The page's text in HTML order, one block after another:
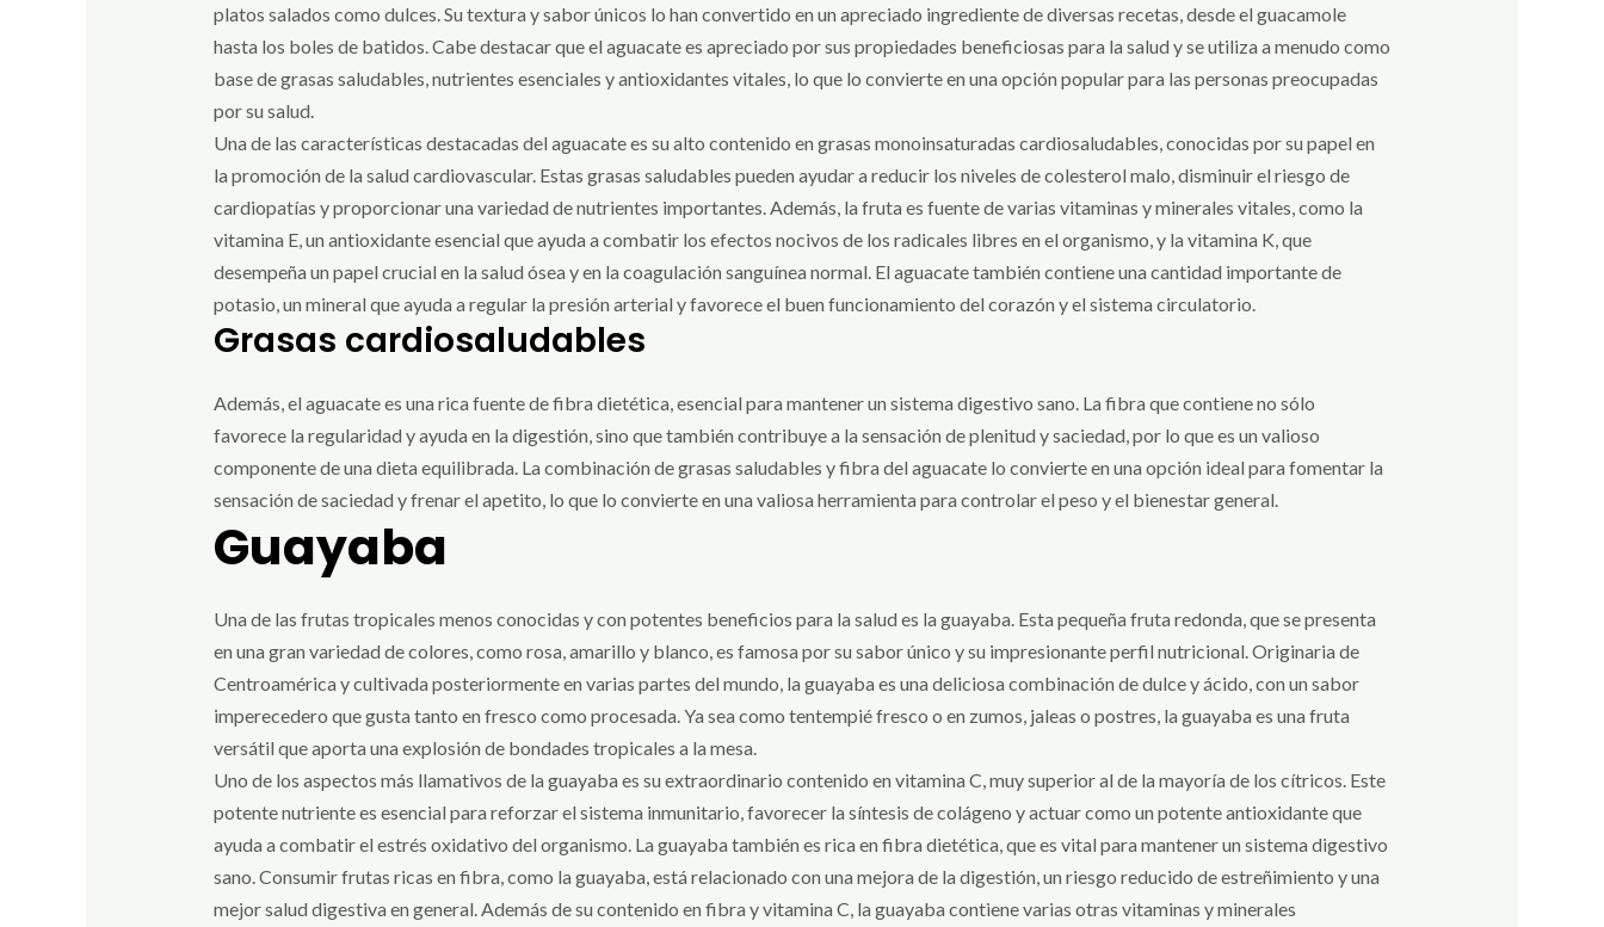
platos salados como dulces. Su textura y sabor únicos lo han convertido en un apreciado ingrediente de diversas recetas, desde el guacamole
hasta los boles de batidos. Cabe destacar que el aguacate es apreciado por sus propiedades beneficiosas para la salud y se utiliza a menudo como
base de grasas saludables, nutrientes esenciales y antioxidantes vitales, lo que lo convierte en una opción popular para las personas preocupadas
por su salud.
Una de las características destacadas del aguacate es su alto contenido en grasas monoinsaturadas cardiosaludables, conocidas por su papel en
la promoción de la salud cardiovascular. Estas grasas saludables pueden ayudar a reducir los niveles de colesterol malo, disminuir el riesgo de
cardiopatías y proporcionar una variedad de nutrientes importantes. Además, la fruta es fuente de varias vitaminas y minerales vitales, como la
vitamina E, un antioxidante esencial que ayuda a combatir los efectos nocivos de los radicales libres en el organismo, y la vitamina K, que
desempeña un papel crucial en la salud ósea y en la coagulación sanguínea normal. El aguacate también contiene una cantidad importante de
potasio, un mineral que ayuda a regular la presión arterial y favorece el buen funcionamiento del corazón y el sistema circulatorio.
Grasas cardiosaludables
Además, el aguacate es una rica fuente de fibra dietética, esencial para mantener un sistema digestivo sano. La fibra que contiene no sólo
favorece la regularidad y ayuda en la digestión, sino que también contribuye a la sensación de plenitud y saciedad, por lo que es un valioso
componente de una dieta equilibrada. La combinación de grasas saludables y fibra del aguacate lo convierte en una opción ideal para fomentar la
sensación de saciedad y frenar el apetito, lo que lo convierte en una valiosa herramienta para controlar el peso y el bienestar general.
Guayaba
Una de las frutas tropicales menos conocidas y con potentes beneficios para la salud es la guayaba. Esta pequeña fruta redonda, que se presenta
en una gran variedad de colores, como rosa, amarillo y blanco, es famosa por su sabor único y su impresionante perfil nutricional. Originaria de
Centroamérica y cultivada posteriormente en varias partes del mundo, la guayaba es una deliciosa combinación de dulce y ácido, con un sabor
imperecedero que gusta tanto en fresco como procesada. Ya sea como tentempié fresco o en zumos, jaleas o postres, la guayaba es una fruta
versátil que aporta una explosión de bondades tropicales a la mesa.
Uno de los aspectos más llamativos de la guayaba es su extraordinario contenido en vitamina C, muy superior al de la mayoría de los cítricos. Este
potente nutriente es esencial para reforzar el sistema inmunitario, favorecer la síntesis de colágeno y actuar como un potente antioxidante que
ayuda a combatir el estrés oxidativo del organismo. La guayaba también es rica en fibra dietética, que es vital para mantener un sistema digestivo
sano. Consumir frutas ricas en fibra, como la guayaba, está relacionado con una mejora de la digestión, un riesgo reducido de estreñimiento y una
mejor salud digestiva en general. Además de su contenido en fibra y vitamina C, la guayaba contiene varias otras vitaminas y minerales